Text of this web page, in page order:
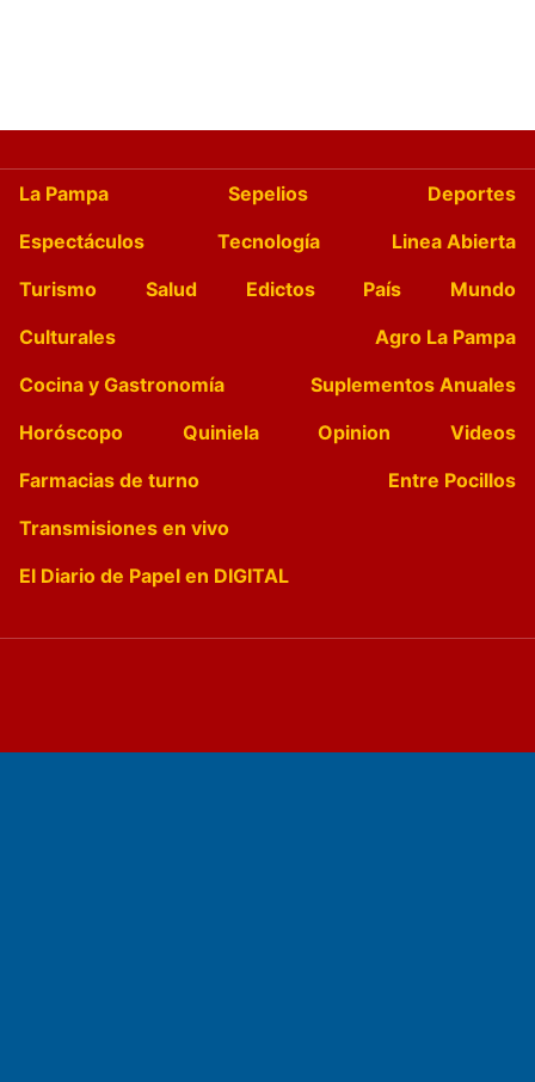
La Pampa Sepelios
Deportes
Espectáculos
Tecnología
Linea Abierta
Turismo
Salud Edictos País
Mundo
Culturales
Agro La Pampa
Cocina y Gastronomía
Suplementos Anuales
Horóscopo
Quiniela Opinion
Videos
Farmacias de turno
Entre Pocillos
Transmisiones en vivo
El Diario de Papel en DIGITAL